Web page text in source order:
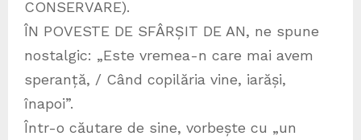
CONSERVARE).
ÎN POVESTE DE SFÂRȘIT DE AN, ne spune
nostalgic: „Este vremea-n care mai avem
speranță, / Când copilăria vine, iarăși,
înapoi”.
Într-o căutare de sine, vorbește cu „un